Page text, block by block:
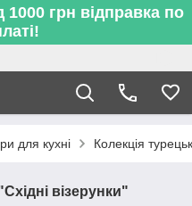
грн відправка по
для кухні Колекція
візерунки"